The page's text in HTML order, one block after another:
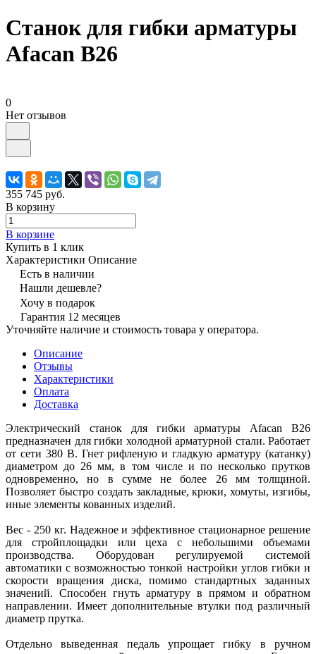
Станок для гибки арматуры
Afacan B26
0
Нет отзывов
355 745 руб.
В корзину
В корзине
Купить в 1 клик
Характеристики Описание
Есть в наличии
Нашли дешевле?
Хочу в подарок
Гарантия 12 месяцев
Уточняйте наличие и стоимость товара у оператора.
Описание
Отзывы
Характеристики
Оплата
Доставка
Электрический станок для гибки арматуры Afacan В26
предназначен для гибки холодной арматурной стали. Работает
от сети 380 В. Гнет рифленую и гладкую арматуру (катанку)
диаметром до 26 мм, в том числе и по несколько прутков
одновременно, но в сумме не более 26 мм толщиной.
Позволяет быстро создать закладные, крюки, хомуты, изгибы,
иные элементы кованных изделий.
Вес - 250 кг. Надежное и эффективное стационарное решение
для стройплощадки или цеха с небольшими объемами
производства. Оборудован регулируемой системой
автоматики с возможностью тонкой настройки углов гибки и
скорости вращения диска, помимо стандартных заданных
значений. Способен гнуть арматуру в прямом и обратном
направлении. Имеет дополнительные втулки под различный
диаметр прутка.
Отдельно выведенная педаль упрощает гибку в ручном